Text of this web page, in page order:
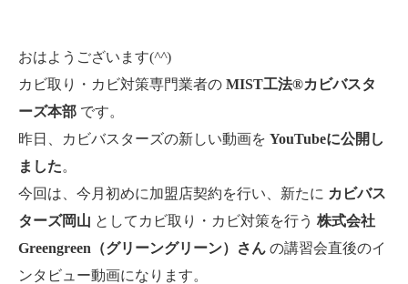
おはようございます(^^)
カビ取り・カビ対策専門業者の MIST工法®カビバスタ
ーズ本部 です。
昨日、カビバスターズの新しい動画を YouTubeに公開し
ました。
今回は、今月初めに加盟店契約を行い、新たに カビバス
ターズ岡山 としてカビ取り・カビ対策を行う 株式会社
Greengreen（グリーングリーン）さん の講習会直後のイ
ンタビュー動画になります。